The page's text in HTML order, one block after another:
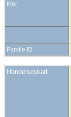
Mor
Famile ID
Hendelseskart